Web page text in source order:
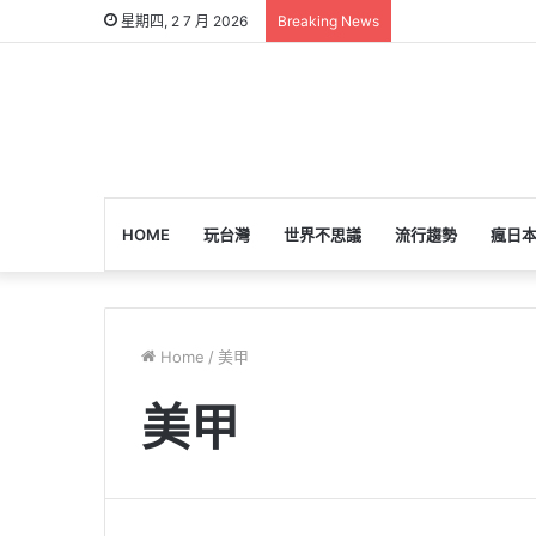
星期四, 2 7 月 2026 Breaking News
HOME 玩台灣 世界不思議 流行趨勢 瘋日本
Home / 美甲
美甲